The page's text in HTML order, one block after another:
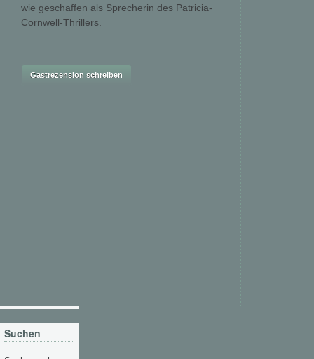
wie geschaffen als Sprecherin des Patricia-
Cornwell-Thrillers.
Suchen